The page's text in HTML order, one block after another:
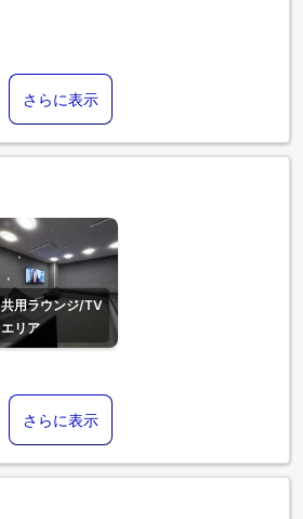
さらに表示
共用ラウンジ/TV
エリア
さらに表示